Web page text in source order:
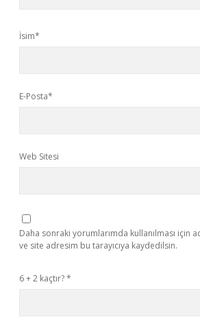
İsim*
E-Posta*
Web Sitesi
Daha sonraki yorumlarımda kullanılması için
ve site adresim bu tarayıcıya kaydedilsin.
6 + 2 kaçtır?*